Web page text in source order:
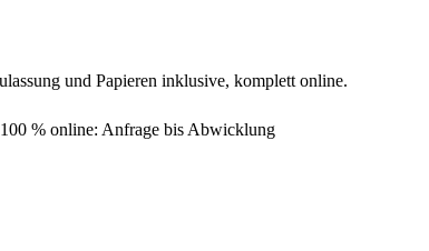
und Papieren inklusive, komplett online.
100 % online: Anfrage bis Abwicklung